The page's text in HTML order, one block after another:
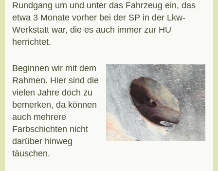
Rundgang um und unter das Fahrzeug ein, das
etwa 3 Monate vorher bei der SP in der Lkw-
Werkstatt war, die es auch immer zur HU
herrichtet.
Beginnen wir mit dem
Rahmen. Hier sind die
vielen Jahre doch zu
bemerken, da können
auch mehrere
Farbschichten nicht
darüber hinweg
täuschen.